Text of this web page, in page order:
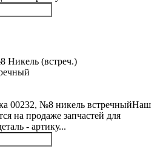
00232, №8 никель встречныйНаш
на продаже запчастей для
- артику...